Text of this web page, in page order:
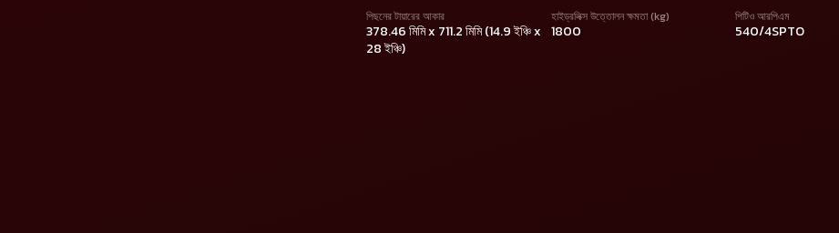
পিছনের টায়ারের আকার
378.46 মিমি x 711.2 মিমি (14.9 ইঞ্চি x
28 ইঞ্চি)
হাইড্রলিক্স উত্তোলন ক্ষমতা (kg)
1800
পিটিও আরপিএম
540/4SPTO